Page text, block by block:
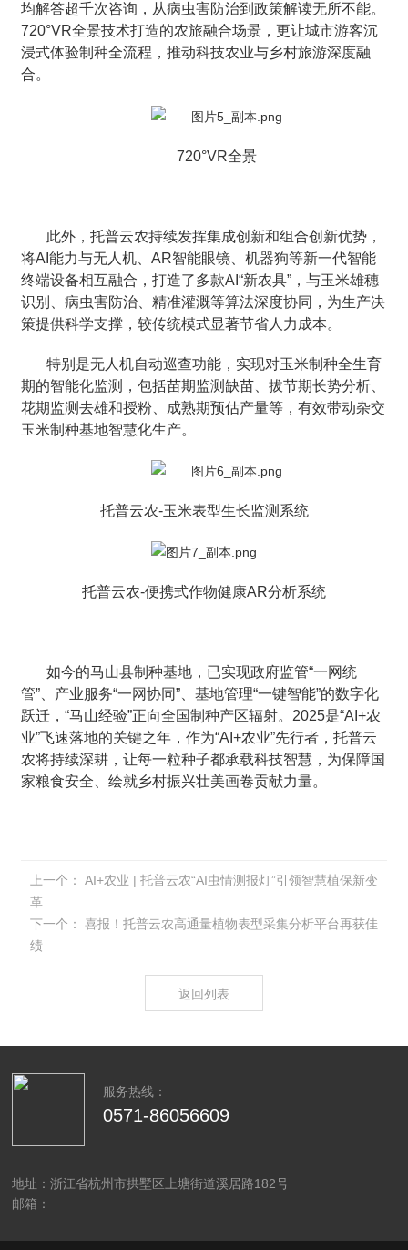
均解答超千次咨询，从病虫害防治到政策解读无所不能。
720°VR全景技术打造的农旅融合场景，更让城市游客沉
浸式体验制种全流程，推动科技农业与乡村旅游深度融
合。
720°VR全景
此外，托普云农持续发挥集成创新和组合创新优势，
将AI能力与无人机、AR智能眼镜、机器狗等新一代智能
终端设备相互融合，打造了多款AI“新农具”，与玉米雄穗
识别、病虫害防治、精准灌溉等算法深度协同，为生产决
策提供科学支撑，较传统模式显著节省人力成本。
特别是无人机自动巡查功能，实现对玉米制种全生育
期的智能化监测，包括苗期监测缺苗、拔节期长势分析、
花期监测去雄和授粉、成熟期预估产量等，有效带动杂交
玉米制种基地智慧化生产。
托普云农-玉米表型生长监测系统
托普云农-便携式作物健康AR分析系统
如今的马山县制种基地，已实现政府监管“一网统
管”、产业服务“一网协同”、基地管理“一键智能”的数字化
跃迁，“马山经验”正向全国制种产区辐射。2025是“AI+农
业”飞速落地的关键之年，作为“AI+农业”先行者，托普云
农将持续深耕，让每一粒种子都承载科技智慧，为保障国
家粮食安全、绘就乡村振兴壮美画卷贡献力量。
上一个：
AI+农业 | 托普云农“AI虫情测报灯”引领智慧植保新变
革
下一个：
喜报！托普云农高通量植物表型采集分析平台再获佳
绩
返回列表
服务热线：
0571-86056609
地址：浙江省杭州市拱墅区上塘街道溪居路182号
邮箱：